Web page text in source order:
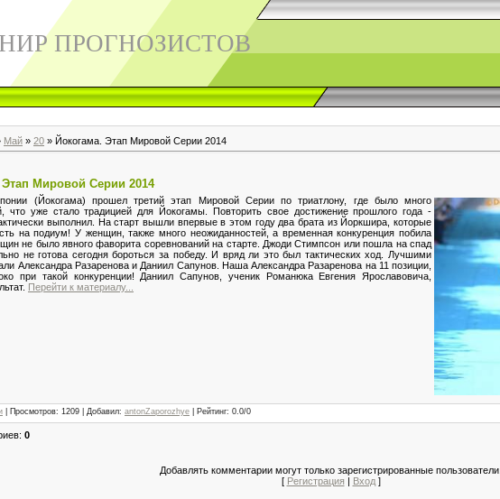
ПРОГНОЗИСТОВ
Май » 20 » Йокогама. Этап Мировой Серии 2014
Мировой Серии 2014
(Йокогама) прошел третий этап Мировой Серии по триатлону, где было много
что уже стало традицией для Йокогамы. Повторить свое достижение прошлого года -
выполнил. На старт вышли впервые в этом году два брата из Йоркшира, которые
на подиум! У женщин, также много неожиданностей, а временная конкуренция побила
не было явного фаворита соревнований на старте. Джоди Стимпсон или пошла на спад
не готова сегодня бороться за победу. И вряд ли это был тактических ход. Лучшими
Александра Разаренова и Даниил Сапунов. Наша Александра Разаренова на 11 позиции,
при такой конкуренции! Даниил Сапунов, ученик Романюка Евгения Ярославовича,
Перейти к материалу...
Просмотров: 1209 | Добавил: antonZaporozhye Рейтинг: 0.0/0
: 0
Добавлять комментарии могут только зарегистрированные пользователи.
[ Регистрация | Вход]